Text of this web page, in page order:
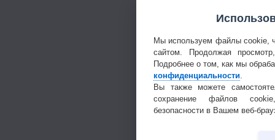
Мы используем файлы cookie,
сайтом. Продолжая
Подробнее о том, как мы
конфиденциальности
Вы также можете
сохранение файлов
безопасности в Вашем веб-